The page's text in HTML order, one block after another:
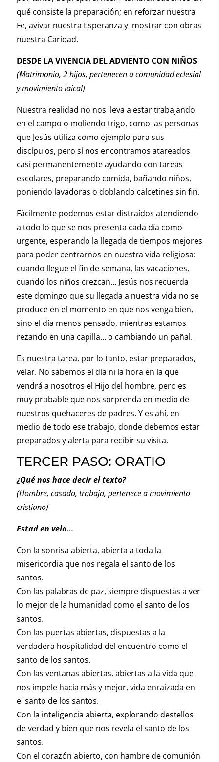
qué consiste la preparación; en reforzar nuestra
Fe, avivar nuestra Esperanza y mostrar con obras
nuestra Caridad.
DESDE LA VIVENCIA DEL ADVIENTO CON NIÑOS
(Matrimonio, 2 hijos, pertenecen a comunidad eclesial
y movimiento laical)
Nuestra realidad no nos lleva a estar trabajando
en el campo o moliendo trigo, como las personas
que Jesús utiliza como ejemplo para sus
discípulos, pero sí nos encontramos atareados
casi permanentemente ayudando con tareas
escolares, preparando comida, bañando niños,
poniendo lavadoras o doblando calcetines sin fin.
Fácilmente podemos estar distraídos atendiendo
a todo lo que se nos presenta cada día como
urgente, esperando la llegada de tiempos mejores
para poder centrarnos en nuestra vida religiosa:
cuando llegue el fin de semana, las vacaciones,
cuando los niños crezcan… Jesús nos recuerda
este domingo que su llegada a nuestra vida no se
produce en el momento en que nos venga bien,
sino el día menos pensado, mientras estamos
rezando en una capilla… o cambiando un pañal.
Es nuestra tarea, por lo tanto, estar preparados,
velar. No sabemos el día ni la hora en la que
vendrá a nosotros el Hijo del hombre, pero es
muy probable que nos sorprenda en medio de
nuestros quehaceres de padres. Y es ahí, en
medio de todo ese trabajo, donde debemos estar
preparados y alerta para recibir su visita.
TERCER PASO: ORATIO
¿Qué nos hace decir el texto?
(Hombre, casado, trabaja, pertenece a movimiento
cristiano)
Estad en vela…
Con la sonrisa abierta, abierta a toda la
misericordia que nos regala el santo de los
santos.
Con las palabras de paz, siempre dispuestas a ver
lo mejor de la humanidad como el santo de los
santos.
Con las puertas abiertas, dispuestas a la
verdadera hospitalidad del encuentro como el
santo de los santos.
Con las ventanas abiertas, abiertas a la vida que
nos impele hacia más y mejor, vida enraizada en
el santo de los santos.
Con la inteligencia abierta, explorando destellos
de verdad y bien que nos revela el santo de los
santos.
Con el corazón abierto, con hambre de comunión